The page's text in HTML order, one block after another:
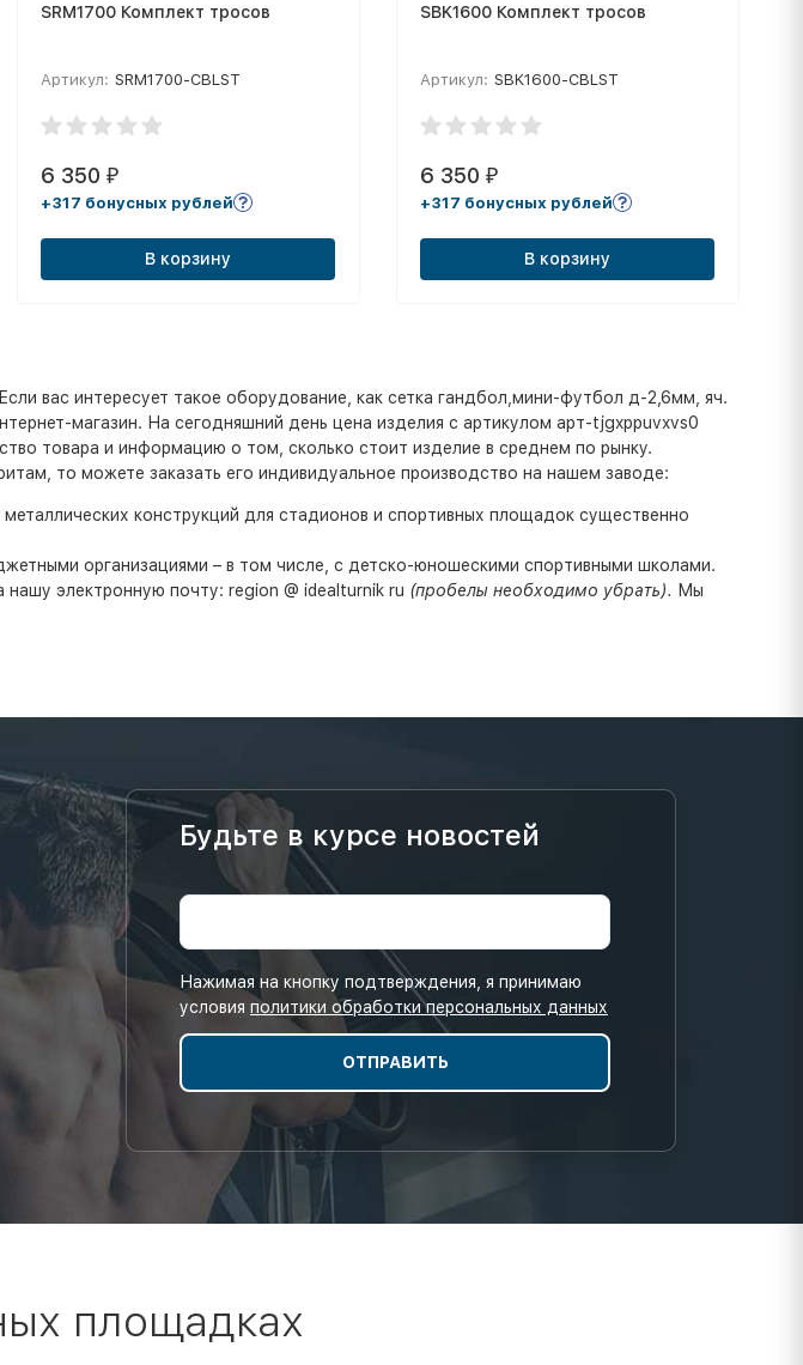
SRM1700 Комплект тросов
Артикул: SRM1700-CBLST
6 350 ₽
+317 бонусных рублей
В корзину
SBK1600 Комплект тросов
Артикул: SBK1600-CBLST
6 350 ₽
+317 бонусных рублей
В корзину
вас интересует такое оборудование, как сетка гандбол,мини-футбол д-2,6мм, яч.
магазин. На сегодняшний день цена изделия с артикулом арт-tjgxppuvxvs0
товара и информацию о том, сколько стоит изделие в среднем по рынку.
то можете заказать его индивидуальное производство на нашем заводе:
конструкций для стадионов и спортивных площадок существенно
организациями – в том числе, с детско-юношескими спортивными школами.
нашу электронную почту: region @ idealturnik ru (пробелы необходимо убрать). Мы
Будьте в курсе новостей
Нажимая на кнопку подтверждения, я принимаю
условия политики обработки персональных данных
площадках